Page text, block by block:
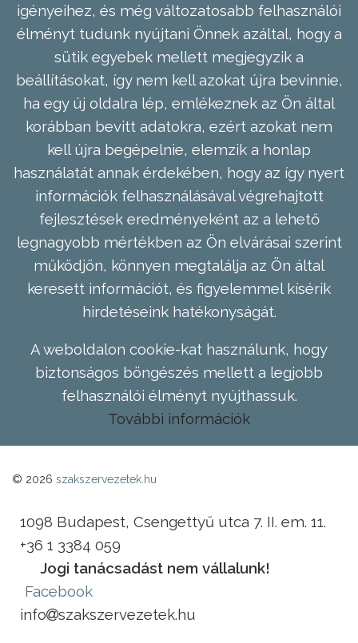
igényeihez, és még változatosabb felhasználói
élményt tudunk nyújtani Önnek azáltal, hogy a
sütik egyebek mellett megjegyzik a
beállításokat, így nem kell azokat újra bevinnie,
ha egy új oldalra lép, emlékeznek az Ön által
korábban bevitt adatokra, ezért azokat nem
kell újra begépelnie, elemzik a honlap
használatát annak érdekében, hogy az így nyert
információk felhasználásával végrehajtott
fejlesztések eredményeként az a lehető
legnagyobb mértékben az Ön elvárásai szerint
működjön, könnyen megtalálja az Ön által
keresett információt, és figyelemmel kísérik
hirdetéseink hatékonyságát.
A weboldalon cookie-kat használunk, hogy
biztonságos böngészés mellett a legjobb
felhasználói élményt nyújthassuk.
További információk
© 2026 szakszervezetek.hu
1098 Budapest, Csengettyű utca 7. II. em. 11.
+36 1 3384 059
Jogi tanácsadást nem vállalunk!
Facebook
info
szakszervezetek.hu